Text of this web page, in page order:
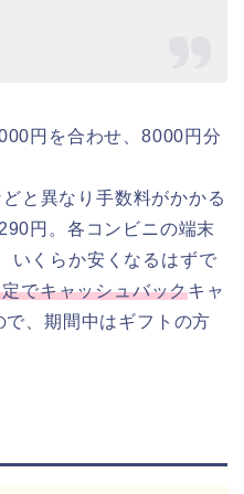
円を合わせ、8000円分
と異なり手数料がかかる
円。各コンビニの端末
いくらか安くなるはずで
でキャッシュバックキャ
、期間中はギフトの方